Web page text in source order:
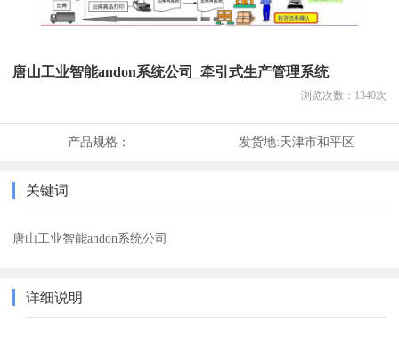
唐山工业智能andon系统公司_牵引式生产管理系统
浏览次数： 1340次
产品规格： 发货地:天津市和平区
关键词
唐山工业智能andon系统公司
详细说明